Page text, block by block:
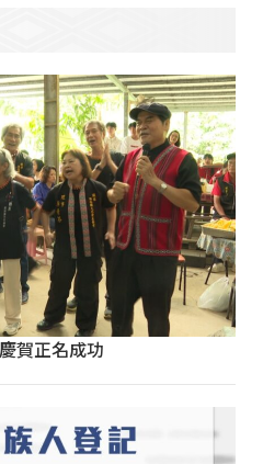
賀正名成功